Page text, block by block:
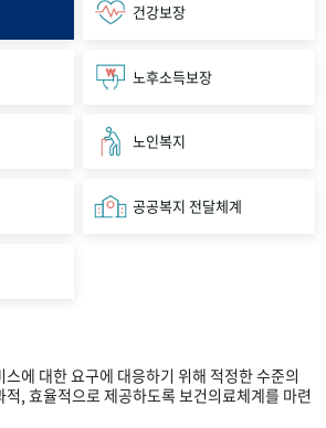
건강보장
노후소득보장
노인복지
공공복지 전달체계
에 대한 요구에 대응하기 위해 적정한 수준의
, 효율적으로 제공하도록 보건의료체계를 마련